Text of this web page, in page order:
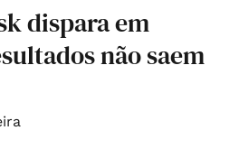
dispara em
não saem